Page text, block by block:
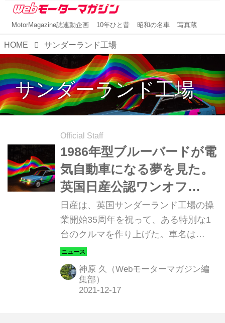
MotorMagazine誌連動企画 10年ひと昔 昭和の名車 写真蔵
HOME サンダーランド工場
サンダーランド工場
Official Staff
1986年型ブルーバードが電
気自動車になる夢を見た。
英国日産公認ワンオフ
BEV「NEW BIRD」がつな
ぐ過去と未来
日産は、英国サンダーランド工場の操
業開始35周年を祝って、ある特別な1
台のクルマを作り上げた。車名は
「NEW BIRD（ニューバード）。1986
年式欧州版ブルーバードに最新リーフ
のコンポーネンツを換装した、おそら
くは世界でたった1台のアニバーサリ
神原 久（Webモーターマガジン編
集部）